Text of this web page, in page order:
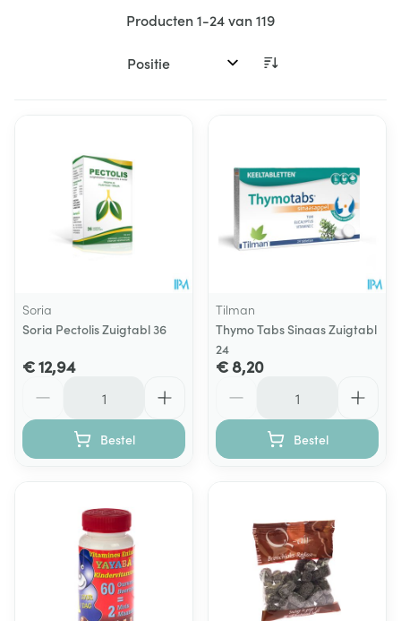
Producten1-24van119
Sorteer op:
Soria
Soria Pectolis Zuigtabl 36
€ 12,94
Bestel
Tilman
Thymo Tabs Sinaas Zuigtabl
24
€ 8,20
Bestel